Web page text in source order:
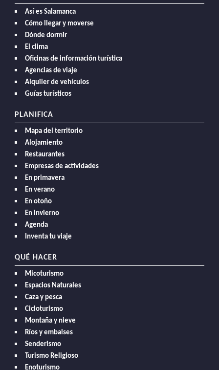
Así es Salamanca
Cómo llegar y moverse
Dónde dormir
El clima
Oficinas de información turística
Agencias de viaje
Alquiler de vehículos
Guías turísticos
PLANIFICA
Mapa del territorio
Alojamiento
Restaurantes
Empresas de actividades
En primavera
En verano
En otoño
En Invierno
Agenda
Inventa tu viaje
QUÉ HACER
Micoturismo
Espacios Naturales
Caza y pesca
Cicloturismo
Montaña y nieve
Ríos y embalses
Senderismo
Turismo Religioso
Enoturismo